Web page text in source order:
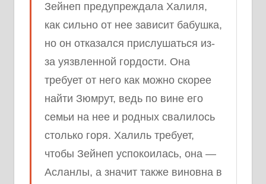
Зейнеп предупреждала Халиля,
как сильно от нее зависит бабушка,
но он отказался прислушаться из-
за уязвленной гордости. Она
требует от него как можно скорее
найти Зюмрут, ведь по вине его
семьи на нее и родных свалилось
столько горя. Халиль требует,
чтобы Зейнеп успокоилась, она —
Асланлы, а значит также виновна в